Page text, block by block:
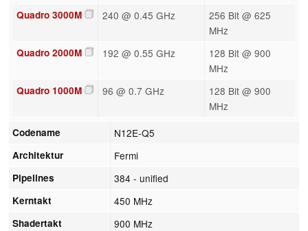
Quadro 3000M 240 @ 0.45 GHz
256 Bit @ 625
MHz
Quadro 2000M 192 @ 0.55 GHz
128 Bit @ 900
MHz
Quadro 1000M 96 @ 0.7 GHz
128 Bit @ 900
MHz
Codename N12E-Q5
Architektur Fermi
Pipelines 384 - unified
Kerntakt 450 MHz
Shadertakt 900 MHz